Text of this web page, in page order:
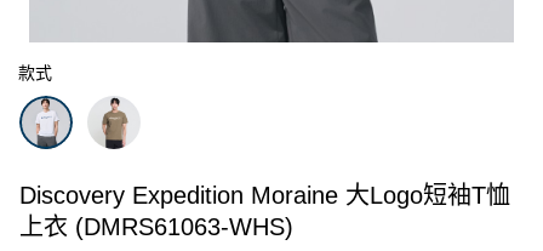
款式
Discovery Expedition Moraine 大Logo短袖T恤
上衣 (DMRS61063-WHS)